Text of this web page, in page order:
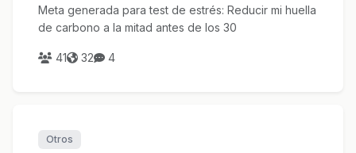
Meta generada para test de estrés: Reducir mi huella
de carbono a la mitad antes de los 30
41 32 4
Otros